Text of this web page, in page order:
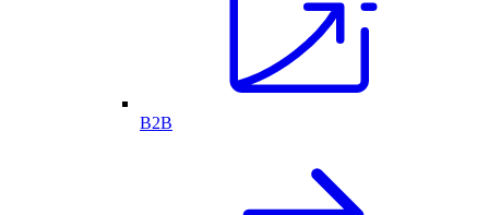
B2B